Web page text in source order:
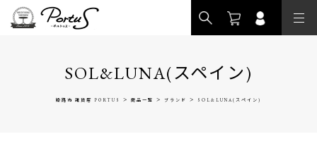
SOL&LUNA(スペイン)
姫路市 雑貨店 PORTUS > 商品一覧 > ブランド > SOL&LUNA(スペイン)